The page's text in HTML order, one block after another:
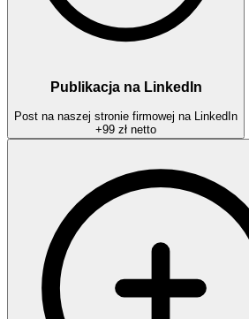
Publikacja na LinkedIn
Post na naszej stronie firmowej na LinkedIn
+99 zł netto